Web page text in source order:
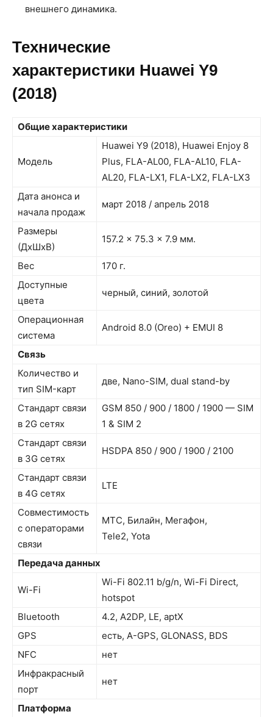
внешнего динамика.
Технические
характеристики Huawei Y9
(2018)
Общие характеристики
Модель
Huawei Y9 (2018), Huawei Enjoy 8
Plus, FLA-AL00, FLA-AL10, FLA-
AL20, FLA-LX1, FLA-LX2, FLA-LX3
Дата анонса и
начала продаж
март 2018 / апрель 2018
Размеры
(ДxШxВ)
157.2 x 75.3 x 7.9 мм.
Вес
170 г.
Доступные
цвета
черный, синий, золотой
Операционная
система
Android 8.0 (Oreo) + EMUI 8
Связь
Количество и
тип SIM-карт
две, Nano-SIM, dual stand-by
Стандарт связи
в 2G сетях
GSM 850 / 900 / 1800 / 1900 — SIM
1 & SIM 2
Стандарт связи
в 3G сетях
HSDPA 850 / 900 / 1900 / 2100
Стандарт связи
в 4G сетях
LTE
Совместимость
с операторами
связи
МТС, Билайн, Мегафон,
Tele2, Yota
Передача данных
Wi-Fi
Wi-Fi 802.11 b/g/n, Wi-Fi Direct,
hotspot
Bluetooth
4.2, A2DP, LE, aptX
GPS
есть, A-GPS, GLONASS, BDS
NFC
нет
Инфракрасный
порт
нет
Платформа